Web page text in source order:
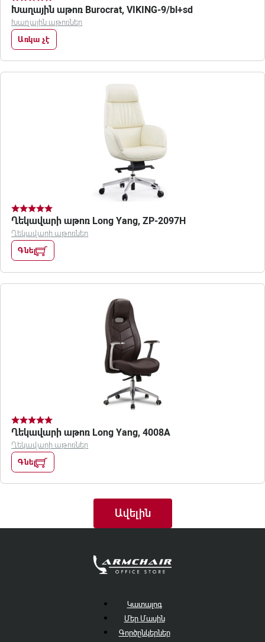
Խաղային աթոռ Burocrat, VIKING-9/bl+sd
Խաղային աթոռներ
Առկա չէ
Ղեկավարի աթոռ Long Yang, ZP-2097H
Ղեկավարի աթոռներ
Գնել
Ղեկավարի աթոռ Long Yang, 4008A
Ղեկավարի աթոռներ
Գնել
Ավելին
Կատալոգ
Մեր Մասին
Գործընկերներ